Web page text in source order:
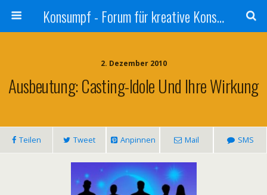
Konsumpf - Forum für kreative Konsumkritik - Culture Jamming, Nachhaltigkeit, Konzernkritik, Adbusting
2. Dezember 2010
Ausbeutung: Casting-Idole Und Ihre Wirkung
Teilen Tweet Anpinnen Mail SMS